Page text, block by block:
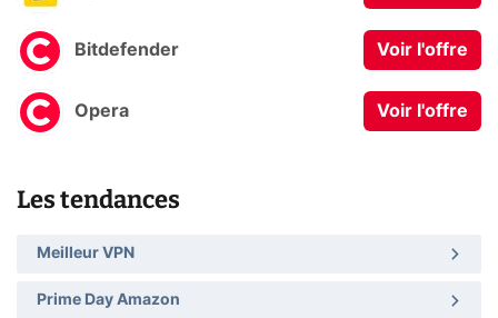
Bitdefender Voir l'offre
Opera Voir l'offre
Les tendances
Meilleur VPN
Prime Day Amazon